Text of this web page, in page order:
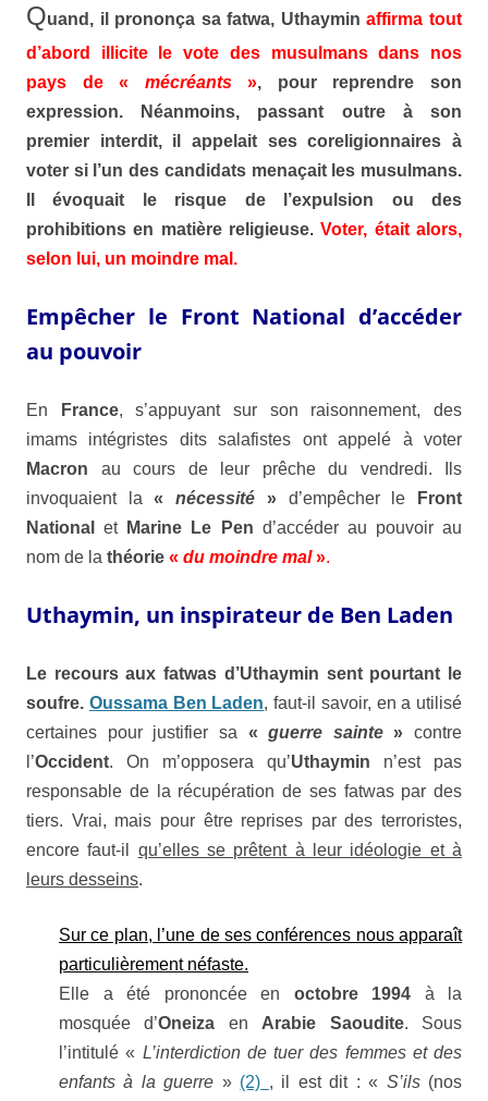
Quand, il prononça sa fatwa, Uthaymin affirma tout
d’abord illicite le vote des musulmans dans nos
pays de « mécréants», pour reprendre son
expression. Néanmoins, passant outre à son
premier interdit, il appelait ses coreligionnaires à
voter si l’un des candidats menaçait les musulmans.
Il évoquait le risque de l’expulsion ou des
prohibitions en matière religieuse. Voter, était alors,
selon lui, un moindre mal.
Empêcher le Front National d’accéder
au pouvoir
En France, s’appuyant sur son raisonnement, des
imams intégristes dits salafistes ont appelé à voter
Macron au cours de leur prêche du vendredi. Ils
invoquaient la«nécessité »d’empêcher le
Front
National
et Marine Le Pen d’accéder au pouvoir au
nom de la théorie « du moindre mal».
Uthaymin, un inspirateur de Ben Laden
Le recours aux fatwas d’Uthaymin sent pourtant le
soufre. Oussama Ben Laden, faut-il savoir, en a utilisé
certaines pour justifier sa «guerre sainte» contre
l’Occident. On m’opposera qu’Uthaymin n’est pas
responsable de la récupération de ses fatwas par des
tiers. Vrai, mais pour être reprises par des terroristes,
encore faut-il qu’elles se prêtent à leur idéologie et à
leurs desseins.
Sur ce plan, l’une de ses conférences nous apparaît
particulièrement néfaste.
Elle a été prononcée en octobre 1994 à la
mosquée d’Oneiza en Arabie Saoudite. Sous
l’intitulé « L’interdiction de tuer des femmes et des
enfants à la guerre » (2) , il est dit : « S’ils (nos